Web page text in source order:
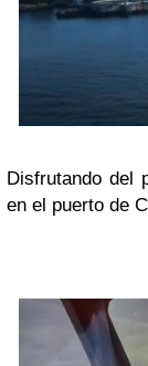
Disfrutando del
en el puerto de